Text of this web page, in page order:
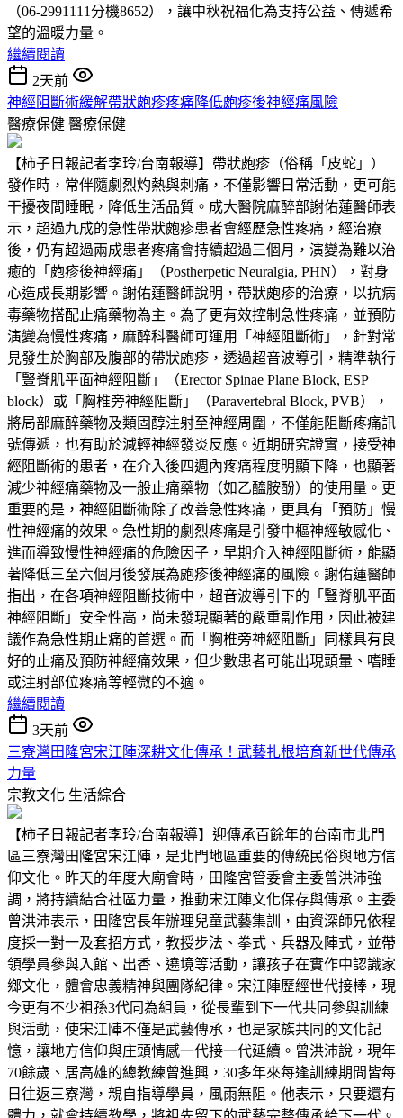
（06-2991111分機8652），讓中秋祝福化為支持公益、傳遞希
望的溫暖力量。
繼續閱讀
2天前
神經阻斷術緩解帶狀皰疹疼痛降低皰疹後神經痛風險
醫療保健 醫療保健
【柿子日報記者李玲/台南報導】帶狀皰疹（俗稱「皮蛇」）
發作時，常伴隨劇烈灼熱與刺痛，不僅影響日常活動，更可能
干擾夜間睡眠，降低生活品質。成大醫院麻醉部謝佑蓮醫師表
示，超過九成的急性帶狀皰疹患者會經歷急性疼痛，經治療
後，仍有超過兩成患者疼痛會持續超過三個月，演變為難以治
癒的「皰疹後神經痛」（Postherpetic Neuralgia, PHN），對身
心造成長期影響。謝佑蓮醫師說明，帶狀皰疹的治療，以抗病
毒藥物搭配止痛藥物為主。為了更有效控制急性疼痛，並預防
演變為慢性疼痛，麻醉科醫師可運用「神經阻斷術」，針對常
見發生於胸部及腹部的帶狀皰疹，透過超音波導引，精準執行
「豎脊肌平面神經阻斷」（Erector Spinae Plane Block, ESP
block）或「胸椎旁神經阻斷」（Paravertebral Block, PVB），
將局部麻醉藥物及類固醇注射至神經周圍，不僅能阻斷疼痛訊
號傳遞，也有助於減輕神經發炎反應。近期研究證實，接受神
經阻斷術的患者，在介入後四週內疼痛程度明顯下降，也顯著
減少神經痛藥物及一般止痛藥物（如乙醯胺酚）的使用量。更
重要的是，神經阻斷術除了改善急性疼痛，更具有「預防」慢
性神經痛的效果。急性期的劇烈疼痛是引發中樞神經敏感化、
進而導致慢性神經痛的危險因子，早期介入神經阻斷術，能顯
著降低三至六個月後發展為皰疹後神經痛的風險。謝佑蓮醫師
指出，在各項神經阻斷技術中，超音波導引下的「豎脊肌平面
神經阻斷」安全性高，尚未發現顯著的嚴重副作用，因此被建
議作為急性期止痛的首選。而「胸椎旁神經阻斷」同樣具有良
好的止痛及預防神經痛效果，但少數患者可能出現頭暈、嗜睡
或注射部位疼痛等輕微的不適。
繼續閱讀
3天前
三寮灣田隆宮宋江陣深耕文化傳承！武藝扎根培育新世代傳承
力量
宗教文化 生活綜合
【柿子日報記者李玲/台南報導】迎傳承百餘年的台南市北門
區三寮灣田隆宮宋江陣，是北門地區重要的傳統民俗與地方信
仰文化。昨天的年度大廟會時，田隆宮管委會主委曾洪沛強
調，將持續結合社區力量，推動宋江陣文化保存與傳承。主委
曾洪沛表示，田隆宮長年辦理兒童武藝集訓，由資深師兄依程
度採一對一及套招方式，教授步法、拳式、兵器及陣式，並帶
領學員參與入館、出香、遶境等活動，讓孩子在實作中認識家
鄉文化，體會忠義精神與團隊紀律。宋江陣歷經世代接棒，現
今更有不少祖孫3代同為組員，從長輩到下一代共同參與訓練
與活動，使宋江陣不僅是武藝傳承，也是家族共同的文化記
憶，讓地方信仰與庄頭情感一代接一代延續。曾洪沛說，現年
70餘歲、居高雄的總教練曾進興，30多年來每逢訓練期間皆每
日往返三寮灣，親自指導學員，風雨無阻。他表示，只要還有